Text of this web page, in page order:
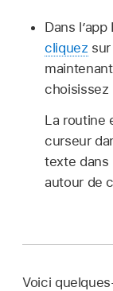
Dans
cliquez
choisissez
La routine
curseur
texte dans
autour de
Voici